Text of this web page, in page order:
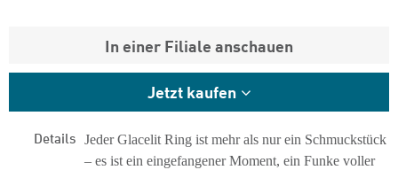
Details Jeder Glacelit Ring ist mehr als nur ein Schmuckstück
– es ist ein eingefangener Moment, ein Funke voller
In einer Filiale anschauen
Jetzt kaufen